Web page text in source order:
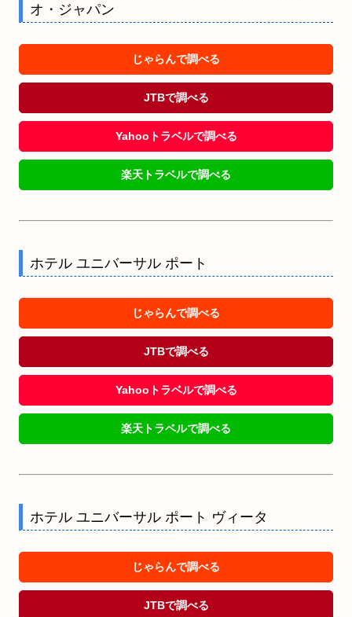
オ・ジャパン
じゃらんで調べる
JTBで調べる
Yahooトラベルで調べる
楽天トラベルで調べる
ホテル ユニバーサル ポート
じゃらんで調べる
JTBで調べる
Yahooトラベルで調べる
楽天トラベルで調べる
ホテル ユニバーサル ポート ヴィータ
じゃらんで調べる
JTBで調べる